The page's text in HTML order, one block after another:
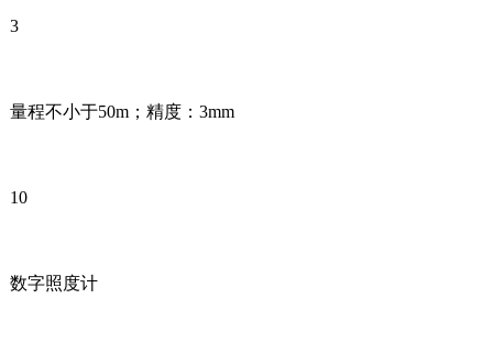
3
量程不小于50m；精度：3mm
10
数字照度计